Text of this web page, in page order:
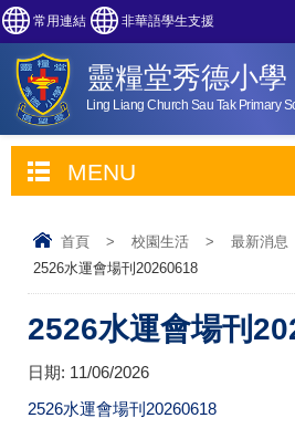
常用連結 非華語學生支援
靈糧堂秀德小學
Ling Liang Church Sau Tak Primary
MENU
首頁 > 校園生活 > 最新消息
2526水運會場刊20260618
2526水運會場刊
日期: 11/06/2026
2526水運會場刊20260618